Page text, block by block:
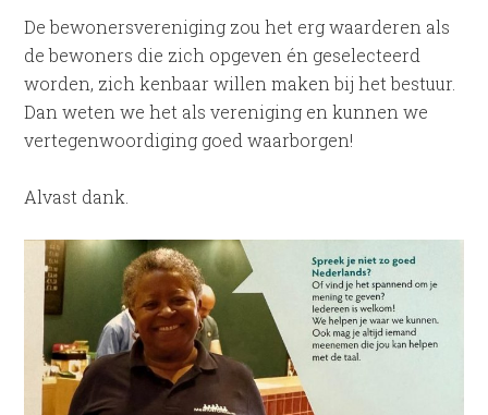
De bewonersvereniging zou het erg waarderen als
de bewoners die zich opgeven én geselecteerd
worden, zich kenbaar willen maken bij het bestuur.
Dan weten we het als vereniging en kunnen we
vertegenwoordiging goed waarborgen!
Alvast dank.